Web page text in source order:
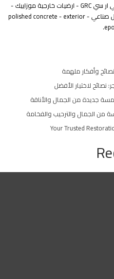
موزاييك خارجي - واجهات سيجما - جي ار سي GRC - ارضيات خارجية موزاييك -
بلاط متداخل ، انترلوك - ايبوكسي - نجيل صناعي - polished concrete - exterior
وأفكار ملهمة
لاختيار الأفضل
جديدة من الجمال والأناقة
من الجمال والترحيب والفخامة
Your Trusted